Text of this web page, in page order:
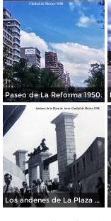
Paseo de La Reforma 1950.
Los andenes de La Plaza de toros Ciudad de México 1950